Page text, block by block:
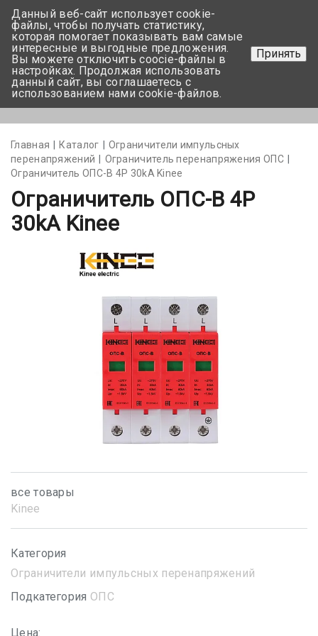
+375 17-350-99-56
+375 44-752-82-08
Задать вопрос
Главная Каталог
Ограничители импульсных
перенапряжений
Ограничитель перенапряжения ОПС
Ограничитель ОПС-В 4P 30kA Kinee
Ограничитель ОПС-В 4P
30kA Kinee
все товары
Kinee
Категория
Ограничители импульсных перенапряжений
Подкатегория ОПС
Цена:
Данный веб-сайт использует cookie-
файлы, чтобы получать статистику,
которая помогает показывать вам самые
интересные и выгодные предложения.
Вы можете отключить coocie-файлы в
настройках. Продолжая использовать
данный сайт, вы соглашаетесь с
использованием нами cookie-файлов.
Принять